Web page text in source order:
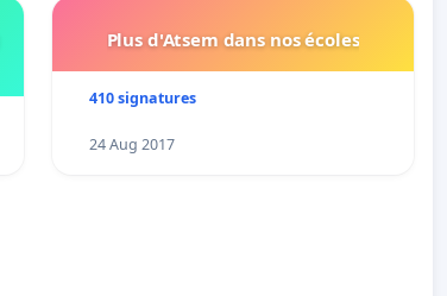
Plus d'Atsem dans nos écoles
410 signatures
24 Aug 2017